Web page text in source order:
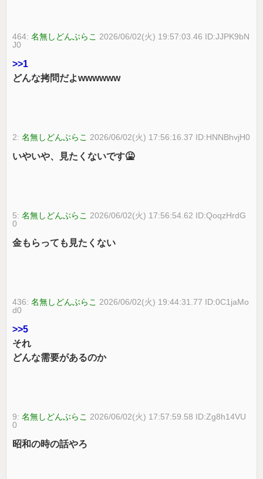
464:名無しどんぶらこ 2026/06/02(火) 19:57:03.46 ID:JJPK9bN
J0
>>1
どんな拷問だよwwwwww
2:名無しどんぶらこ 2026/06/02(火) 17:56:16.37 ID:HNNBhvjH0
いやいや、見たくないです🤮
5:名無しどんぶらこ 2026/06/02(火) 17:56:54.62 ID:QoqzHrdG
0
金もらっても見たくない
436:名無しどんぶらこ 2026/06/02(火) 19:44:31.77 ID:0C1jaMo
d0
>>5
それ
どんな需要があるのか
9:名無しどんぶらこ 2026/06/02(火) 17:57:59.58 ID:Zg8h14VU
0
昭和の時の話やろ